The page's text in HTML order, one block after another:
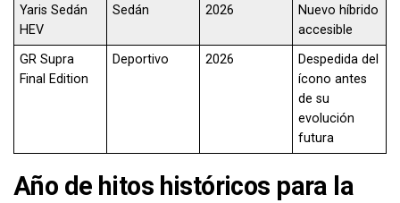
Yaris Sedán
HEV
Sedán 2026
Nuevo híbrido
accesible
GR Supra
Final Edition
Deportivo 2026
Despedida del
ícono antes
de su
evolución
futura
Año de hitos históricos para la